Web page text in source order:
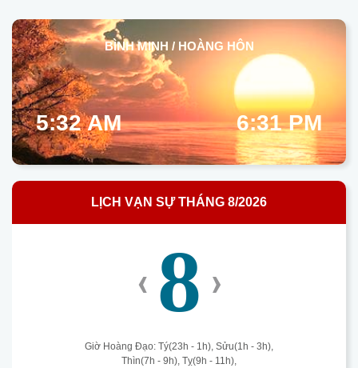
BÌNH MINH / HOÀNG HÔN
5:32 AM 6:31 PM
LỊCH VẠN SỰ THÁNG 8/2026
‹ 8 ›
Giờ Hoàng Đạo: Tý(23h - 1h), Sửu(1h - 3h),
Thìn(7h - 9h), Tỵ(9h - 11h),